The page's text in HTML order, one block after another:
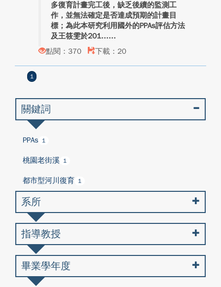
多復育計畫完工後，缺乏後續的監測工
作，並無法確定是否達成預期的計畫目
標；為此本研究利用國外的PPAs評估方法
及王筱雯於201...
點閱：370
下載：20
1
關鍵詞
PPAs 1
桃園老街溪 1
都市型河川復育 1
系所
指導教授
畢業學年度